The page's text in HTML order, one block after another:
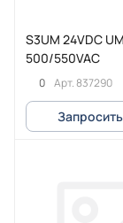
S3UM 24VDC UM
500/550VAC
0 Арт.837290